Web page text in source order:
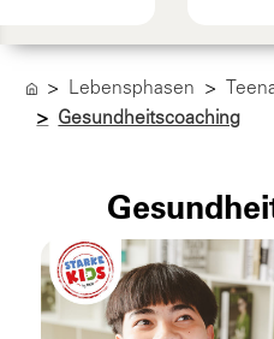
Lebensphasen
Gesundheitscoaching